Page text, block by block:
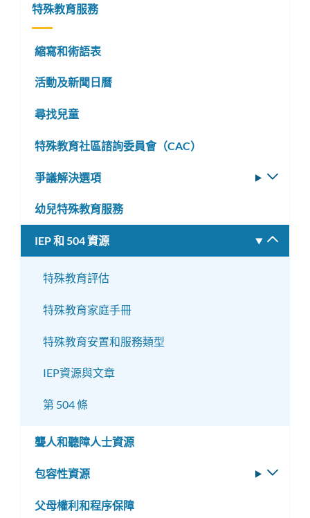
特殊教育服務
縮寫和術語表
活動及新聞日曆
尋找兒童
特殊教育社區諮詢委員會（CAC）
爭議解決選項
選
幼兒特殊教育服務
IEP 和 504 資源
換
特殊教育評估
特殊教育家庭手冊
特殊教育安置和服務類型
IEP資源與文章
第 504 條
聾人和聽障人士資源
包容性資源
父母權利和程序保障